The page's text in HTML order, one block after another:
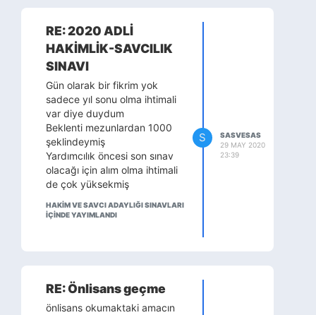
RE: 2020 ADLİ
HAKİMLİK-SAVCILIK
SINAVI
Gün olarak bir fikrim yok
sadece yıl sonu olma ihtimali
var diye duydum
Beklenti mezunlardan 1000
şeklindeymiş
Yardımcılık öncesi son sınav
olacağı için alım olma ihtimali
de çok yüksekmiş
HAKİM VE SAVCI ADAYLIĞI SINAVLARI
IÇINDE YAYIMLANDI
S
SASVESAS
29 MAY 2020
23:39
RE: Önlisans geçme
önlisans okumaktaki amacın